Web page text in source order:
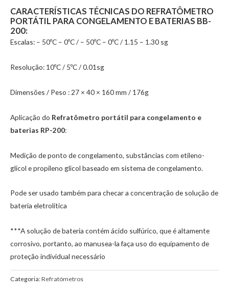
CARACTERÍSTICAS TÉCNICAS DO REFRATÔMETRO
PORTÁTIL PARA CONGELAMENTO E BATERIAS BB-
200:
Escalas: – 50ºC – 0ºC / – 50ºC – 0ºC / 1.15 – 1.30 sg
Resolução: 10ºC / 5ºC / 0.01sg
Dimensões / Peso : 27 × 40 × 160 mm / 176g
Aplicação do Refratômetro portátil para congelamento e
baterias RP-200:
Medição de ponto de congelamento, substâncias com etileno-
glicol e propileno glicol baseado em sistema de congelamento.
Pode ser usado também para checar a concentração de solução de
bateria eletrolítica
***A solução de bateria contém ácido sulfúrico, que é altamente
corrosivo, portanto, ao manusea-la faça uso do equipamento de
proteção individual necessário
Categoria:Refratómetros